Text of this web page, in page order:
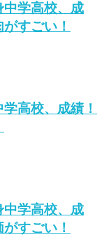
学高校、成
すごい！
高校、成績！
中学高校、成
すごい！